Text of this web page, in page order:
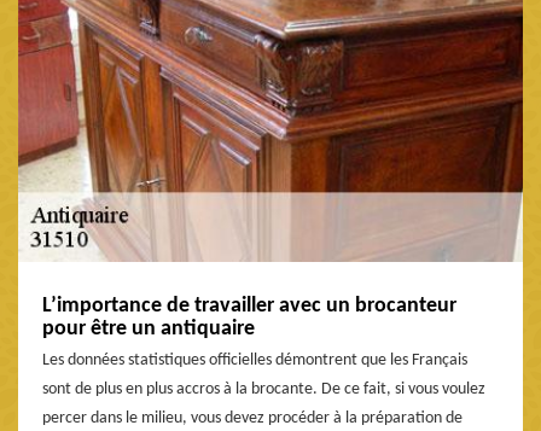
L’importance de travailler avec un brocanteur
pour être un antiquaire
Les données statistiques officielles démontrent que les Français
sont de plus en plus accros à la brocante. De ce fait, si vous voulez
percer dans le milieu, vous devez procéder à la préparation de